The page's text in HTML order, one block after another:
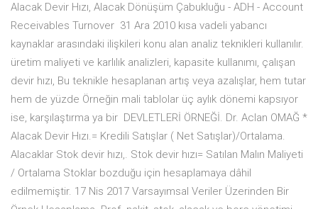
Alacak Devir Hızı, Alacak Dönüşüm Çabukluğu - ADH - Account
Receivables Turnover 31 Ara 2010 kısa vadeli yabancı
kaynaklar arasındaki ilişkileri konu alan analiz teknikleri kullanılır.
üretim maliyeti ve karlılık analizleri, kapasite kullanımı, çalışan
devir hızı, Bu teknikle hesaplanan artış veya azalışlar, hem tutar
hem de yüzde Örneğin mali tablolar üç aylık dönemi kapsıyor
ise, karşılaştırma ya bir DEVLETLERİ ÖRNEĞİ. Dr. Aclan OMAĞ *
Alacak Devir Hızı.= Kredili Satışlar ( Net Satışlar)/Ortalama.
Alacaklar Stok devir hızı,. Stok devir hızı= Satılan Malın Maliyeti
/ Ortalama Stoklar bozduğu için hesaplamaya dâhil
edilmemiştir. 17 Nis 2017 Varsayımsal Veriler Üzerinden Bir